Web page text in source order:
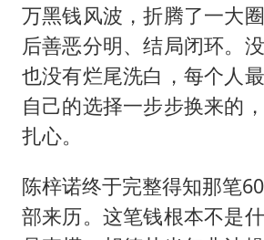
百花奖开幕
胡彦斌韩磊
夯实基础开
万黑钱风波，折腾了一大
后善恶分明、结局闭环。
也没有烂尾洗白，每个人
自己的选择一步步换来的
扎心。
陈梓诺终于完整得知那笔
部来历。这笔钱根本不是